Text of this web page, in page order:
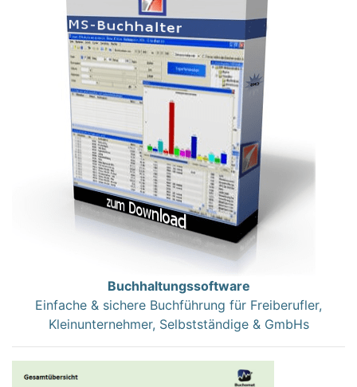
Buchhaltungssoftware
Einfache & sichere Buchführung für Freiberufler,
Kleinunternehmer, Selbstständige & GmbHs